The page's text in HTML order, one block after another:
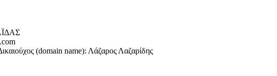
(domain name): Λάζαρος Λαζαρίδης